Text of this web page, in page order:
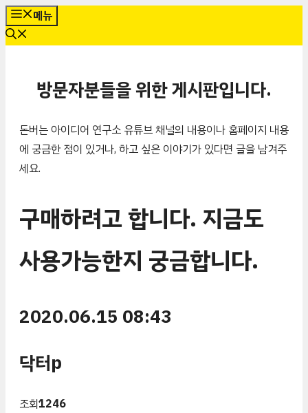
컨
텐
메뉴
방문자분들을 위한 게시판입니다.
돈버는 아이디어 연구소 유튜브 채널의 내용이나 홈페이지 내용
에 궁금한 점이 있거나, 하고 싶은 이야기가 있다면 글을 남겨주
세요.
구매하려고 합니다. 지금도
사용가능한지 궁금합니다.
2020.06.15 08:43
닥터p
조회1246